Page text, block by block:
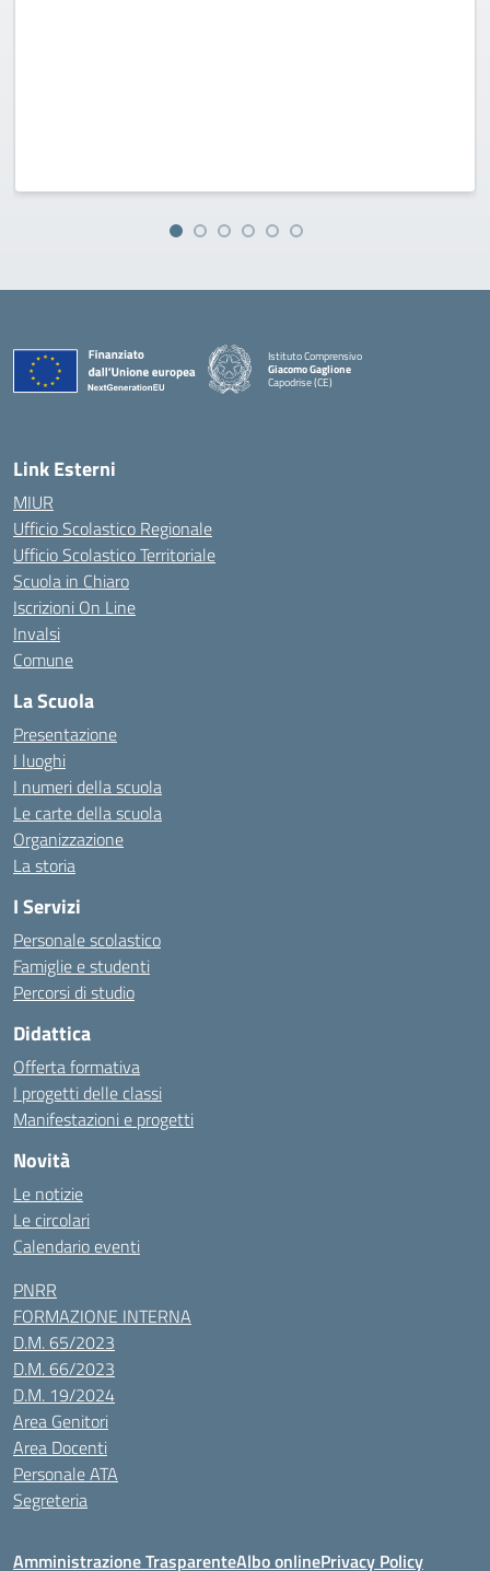
Istituto Comprensivo
Giacomo Gaglione
Capodrise (CE)
— Visita la pagina iniziale della scuola
Link Esterni
MIUR
Ufficio Scolastico Regionale
Ufficio Scolastico Territoriale
Scuola in Chiaro
Iscrizioni On Line
Invalsi
Comune
La Scuola
Presentazione
I luoghi
I numeri della scuola
Le carte della scuola
Organizzazione
La storia
I Servizi
Personale scolastico
Famiglie e studenti
Percorsi di studio
Didattica
Offerta formativa
I progetti delle classi
Manifestazioni e progetti
Novità
Le notizie
Le circolari
Calendario eventi
PNRR
FORMAZIONE INTERNA
D.M. 65/2023
D.M. 66/2023
D.M. 19/2024
Area Genitori
Area Docenti
Personale ATA
Segreteria
Amministrazione TrasparenteAlbo onlinePrivacy Policy